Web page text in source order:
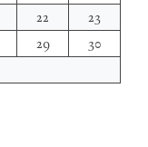
22
23
29
30